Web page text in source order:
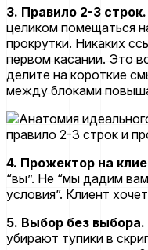
3. Правило 2-3 строк.
целиком помещаться
прокрутки. Никаких
первом касании. Это
делите на короткие
между блоками
4. Прожектор на
“вы”. Не “мы дадим
условия”. Клиент
5. Выбор без выбора.
убирают тупики в